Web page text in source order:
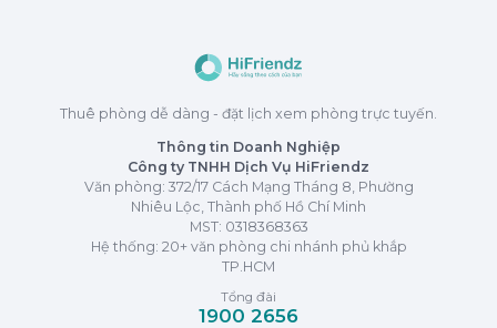
Thuê phòng dễ dàng - đặt lịch xem phòng trực tuyến.
Thông tin Doanh Nghiệp
Công ty TNHH Dịch Vụ HiFriendz
Văn phòng: 372/17 Cách Mạng Tháng 8, Phường
Nhiêu Lộc, Thành phố Hồ Chí Minh
MST: 0318368363
Hệ thống: 20+ văn phòng chi nhánh phủ khắp
TP.HCM
Tổng đài
1900 2656